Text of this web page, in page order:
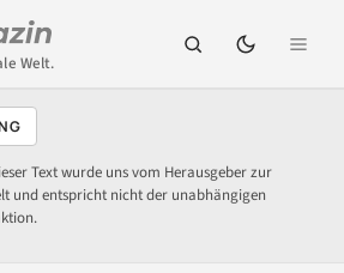
Welt.
Text wurde uns vom Herausgeber zur
und entspricht nicht der unabhängigen